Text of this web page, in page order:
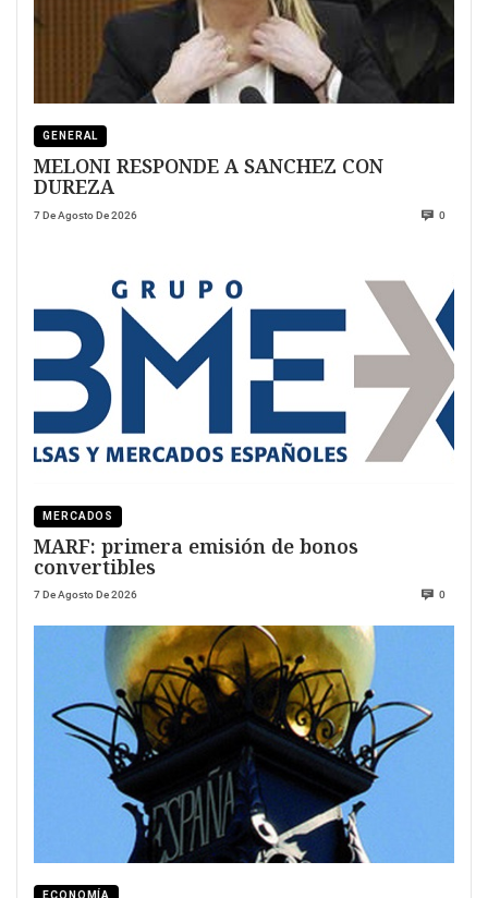
GENERAL
MELONI RESPONDE A SANCHEZ CON
DUREZA
7 De Agosto De 2026 0
MERCADOS
MARF: primera emisión de bonos
convertibles
7 De Agosto De 2026 0
ECONOMÍA